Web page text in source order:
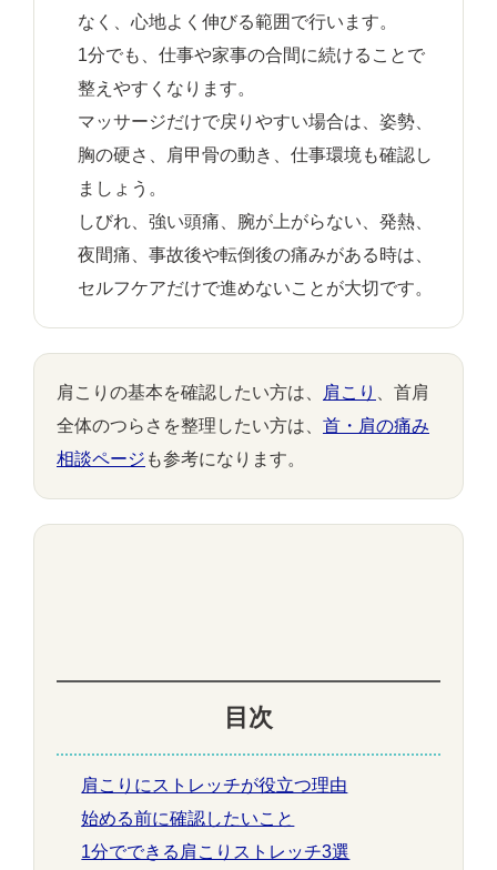
なく、心地よく伸びる範囲で行います。
1分でも、仕事や家事の合間に続けることで
整えやすくなります。
マッサージだけで戻りやすい場合は、姿勢、
胸の硬さ、肩甲骨の動き、仕事環境も確認し
ましょう。
しびれ、強い頭痛、腕が上がらない、発熱、
夜間痛、事故後や転倒後の痛みがある時は、
セルフケアだけで進めないことが大切です。
肩こりの基本を確認したい方は、 肩こり
、首肩
全体のつらさを整理したい方は、 首・肩の痛み
相談ページ も参考になります。
目次
肩こりにストレッチが役立つ理由
始める前に確認したいこと
1分でできる肩こりストレッチ3選